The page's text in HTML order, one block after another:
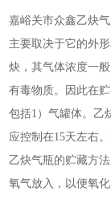
嘉峪关市众鑫乙炔
主要取决于它的外
炔，其气体浓度一
有毒物质。因此在
包括1）气罐体。乙
应控制在15天左右
乙炔气瓶的贮藏方
氧气放入，以便氧化